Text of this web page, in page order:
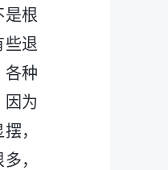
是根
些退
各种
因为
，
，